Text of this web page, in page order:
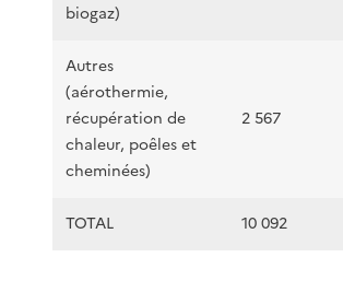
biogaz)
Autres
(aérothermie,
récupération de
chaleur, poêles et
cheminées)
2 567
TOTAL 10 092